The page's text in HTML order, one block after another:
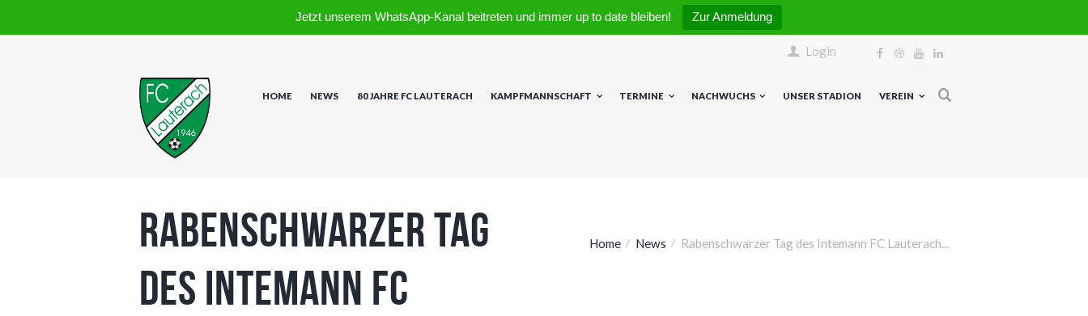
Jetzt unserem WhatsApp-Kanal beitreten und immer up to date bleiben! Zur Anmeldung
Login
HOME NEWS 80 JAHRE FC LAUTERACH KAMPFMANNSCHAFT TERMINE NACHWUCHS UNSER STADION VEREIN
Rabenschwarzer Tag
des Intemann FC
Home News Rabenschwarzer Tag des Intemann FC Lauterach...